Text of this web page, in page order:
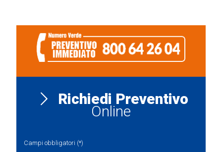
Richiedi Preventivo
Online
Campi obbligatori (*)